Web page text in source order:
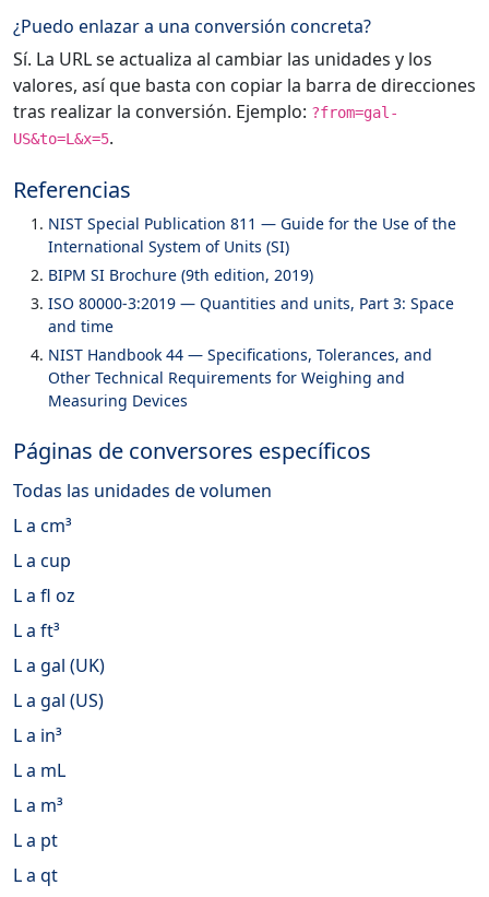
¿Puedo enlazar a una conversión concreta?
Sí. La URL se actualiza al cambiar las unidades y los
valores, así que basta con copiar la barra de direcciones
tras realizar la conversión. Ejemplo: ?from=gal-
US&to=L&x=5.
Referencias
NIST Special Publication 811 — Guide for the Use of the
International System of Units (SI)
BIPM SI Brochure (9th edition, 2019)
ISO 80000-3:2019 — Quantities and units, Part 3: Space
and time
NIST Handbook 44 — Specifications, Tolerances, and
Other Technical Requirements for Weighing and
Measuring Devices
Páginas de conversores específicos
Todas las unidades de volumen
L a cm³
L a cup
L a fl oz
L a ft³
L a gal (UK)
L a gal (US)
L a in³
L a mL
L a m³
L a pt
L a qt